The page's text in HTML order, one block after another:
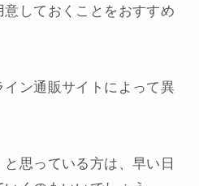
意しておくことをおすすめ
イン通販サイトによって異
と思っている方は、早い日